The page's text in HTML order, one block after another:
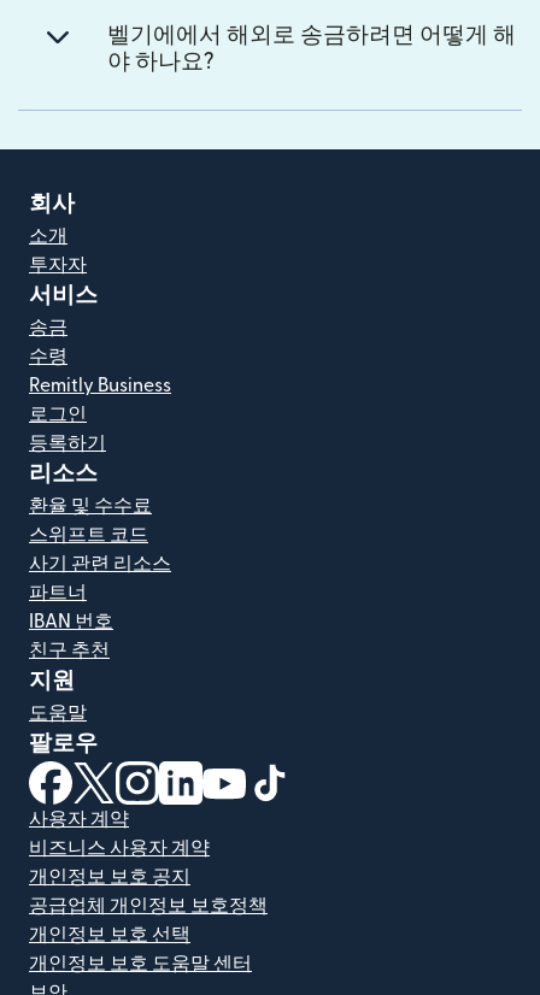
벨기에에서 해외로 송금하려면 어떻게 해
야 하나요?
회사
소개
투자자
서비스
송금
수령
Remitly Business
로그인
등록하기
리소스
환율 및 수수료
스위프트 코드
사기 관련 리소스
파트너
IBAN 번호
친구 추천
지원
도움말
팔로우
(새 창에서 열림)
(새 창에서 열림)
(새 창에서 열림)
(새 창에서 열림)
(새 창에서 열림)
사용자 계약
비즈니스 사용자 계약
개인정보 보호 공지
공급업체 개인정보 보호정책
개인정보 보호 선택
개인정보 보호 도움말 센터